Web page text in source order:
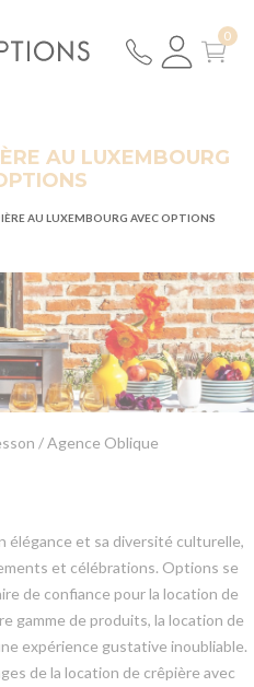
AU LUXEMBOURG
AU LUXEMBOURG AVEC OPTIONS
/ Agence Oblique
élégance et sa diversité culturelle,
et célébrations. Options se
de confiance pour la location de
gamme de produits, la location de
expérience gustative inoubliable.
de la location de crêpière avec